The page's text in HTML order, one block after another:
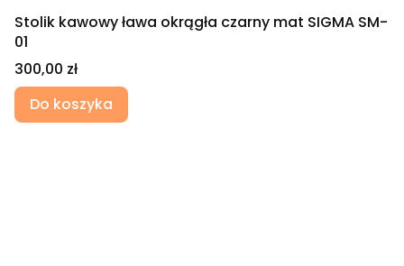
Stolik kawowy ława okrągła czarny mat SIGMA SM-
01
Cena
300,00 zł
Do koszyka